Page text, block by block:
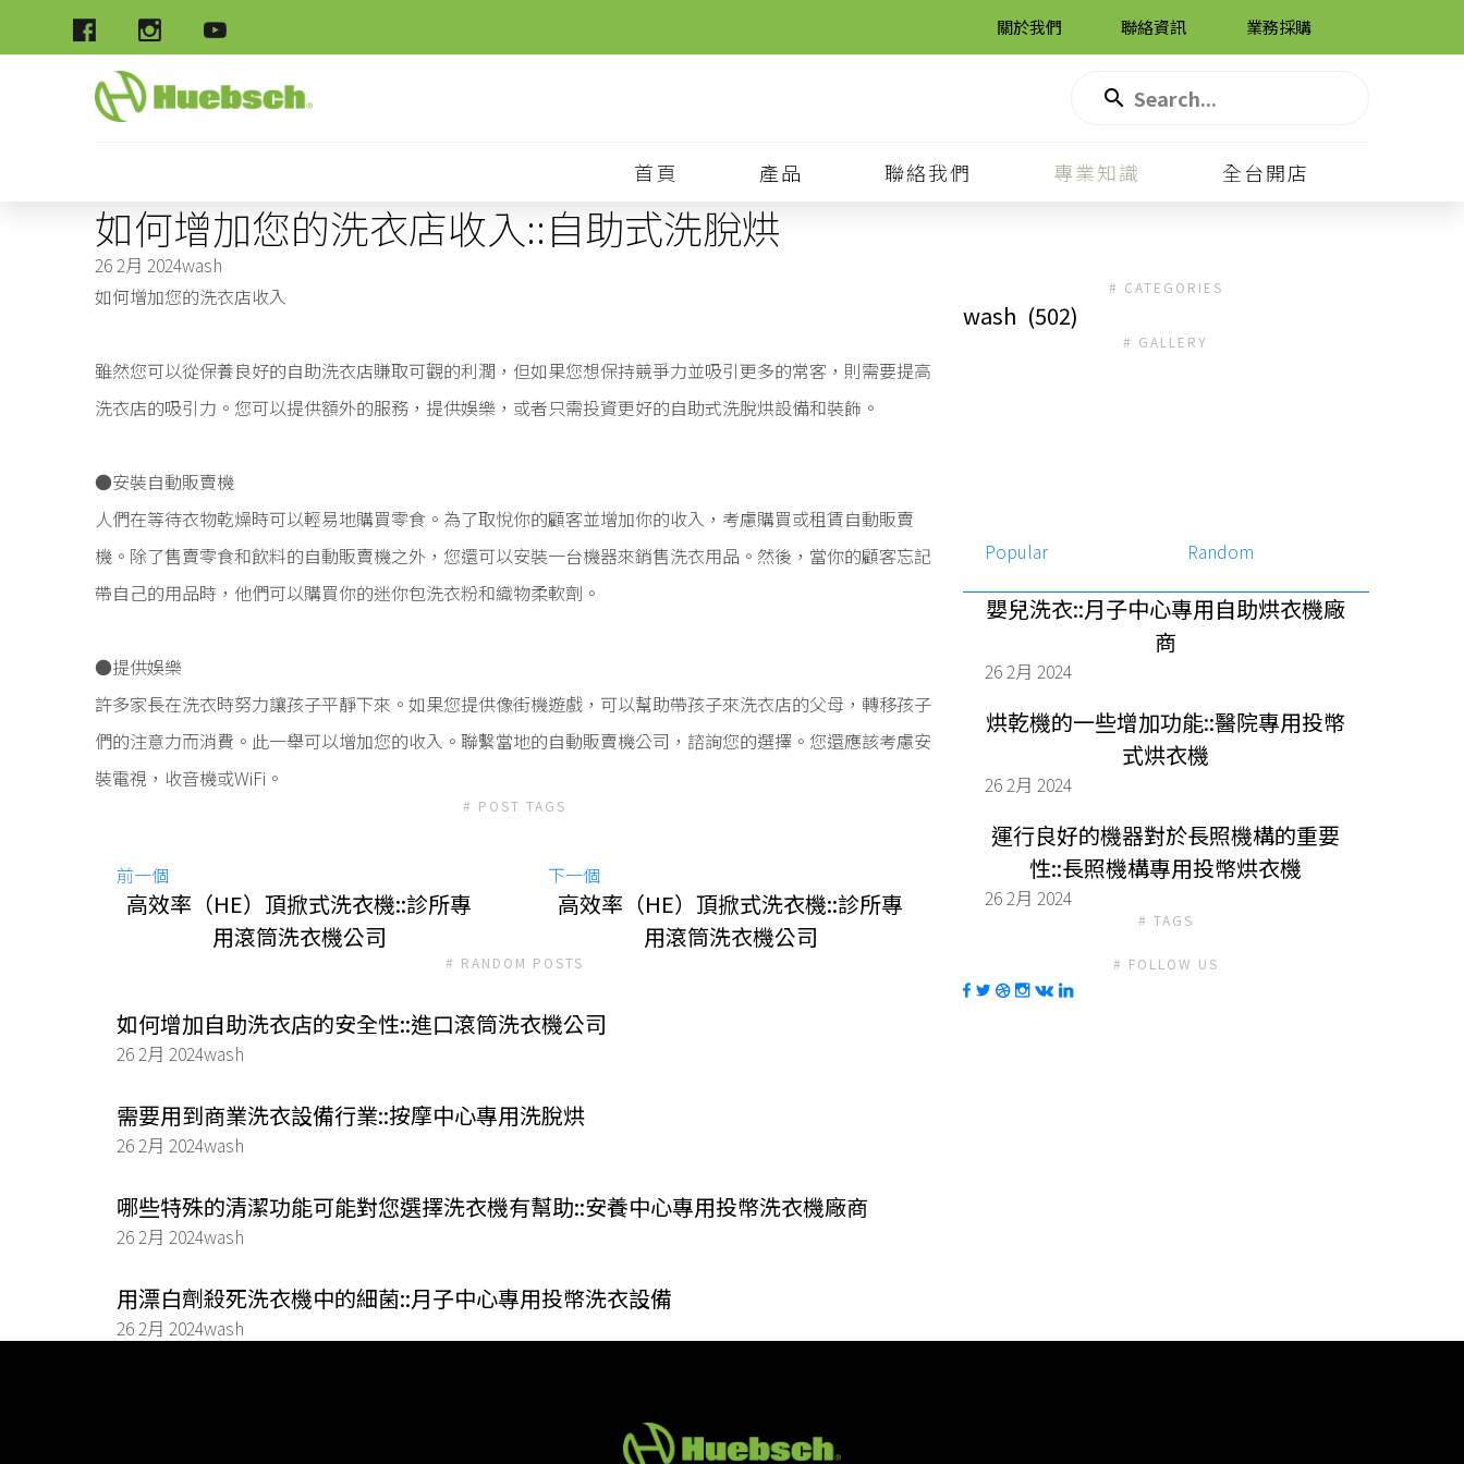
關於我們 聯絡資訊 業務採購
首頁 產品 聯絡我們 專業知識 全台開店
如何增加您的洗衣店收入::自助式洗脫烘
26 2月 2024wash
如何增加您的洗衣店收入
雖然您可以從保養良好的自助洗衣店賺取可觀的利潤，但如果您想保持競爭力並吸引更多的常客，則需要提高
洗衣店的吸引力。您可以提供額外的服務，提供娛樂，或者只需投資更好的自助式洗脫烘設備和裝飾。
●安裝自動販賣機
人們在等待衣物乾燥時可以輕易地購買零食。為了取悅你的顧客並增加你的收入，考慮購買或租賃自動販賣
機。除了售賣零食和飲料的自動販賣機之外，您還可以安裝一台機器來銷售洗衣用品。然後，當你的顧客忘記
帶自己的用品時，他們可以購買你的迷你包洗衣粉和織物柔軟劑。
●提供娛樂
許多家長在洗衣時努力讓孩子平靜下來。如果您提供像街機遊戲，可以幫助帶孩子來洗衣店的父母，轉移孩子
們的注意力而消費。此一舉可以增加您的收入。聯繫當地的自動販賣機公司，諮詢您的選擇。您還應該考慮安
裝電視，收音機或WiFi。
# POST TAGS
前一個
高效率（HE）頂掀式洗衣機::診所專
用滾筒洗衣機公司
下一個
高效率（HE）頂掀式洗衣機::診所專
用滾筒洗衣機公司
# RANDOM POSTS
如何增加自助洗衣店的安全性::進口滾筒洗衣機公司
26 2月 2024wash
需要用到商業洗衣設備行業::按摩中心專用洗脫烘
26 2月 2024wash
哪些特殊的清潔功能可能對您選擇洗衣機有幫助::安養中心專用投幣洗衣機廠商
26 2月 2024wash
用漂白劑殺死洗衣機中的細菌::月子中心專用投幣洗衣設備
26 2月 2024wash
# CATEGORIES
wash (502)
# GALLERY
Popular Random
嬰兒洗衣::月子中心專用自助烘衣機廠
商
26 2月 2024
烘乾機的一些增加功能::醫院專用投幣
式烘衣機
26 2月 2024
運行良好的機器對於長照機構的重要
性::長照機構專用投幣烘衣機
26 2月 2024
# TAGS
# FOLLOW US